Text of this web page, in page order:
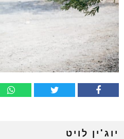
יוג'ין לויט